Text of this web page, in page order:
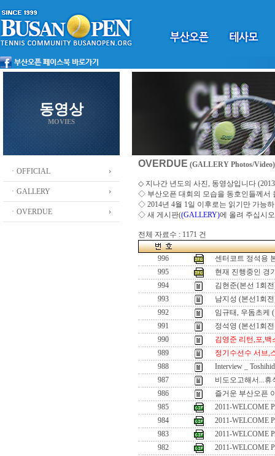
동영상
MOVIES
ㆍOFFICIAL
ㆍGALLERY
ㆍOVERDUE
OVERDUE (GALLERY Photos/Video)
◇ 지나간 년도의 사진, 동영상입니다
◇ 부산오픈 대회의 모습을 동호인들께서
◇ 2014년 4월 1일 이후로는 읽기만 가능
◇ 새 게시판((GALLERY)에 올려 주십시오
전체 자료수 : 1171 건
996
센터코트 정석용
995
현재 진행중인 경
994
김현준(본선 1회
993
남지성 (본선1회
992
임규태, 우돔초케
991
정석영 (본선1회
990
김영준 리턴,포,
989
정기수선수 서브,
988
Interview _
987
비도오고해서...휴
986
즐거운 부산오픈
985
2011-WELCOME
984
2011-WELCOME
983
2011-WELCOME
982
2011-WELCOME